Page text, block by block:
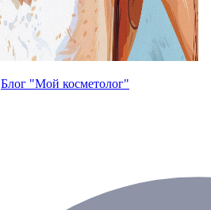
Блог "Мой косметолог"